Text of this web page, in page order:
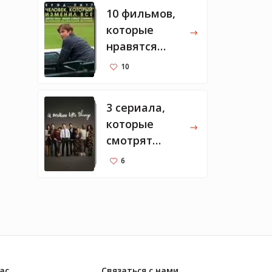
10 фильмов,
которые
нравятся
Марку
10
3 сериала,
которые
смотрят
Мелинда и
6